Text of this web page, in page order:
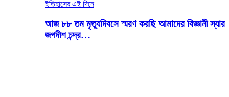
ইতিহাসের এই দিনে
আজ ৮৮ তম মৃত্যুদিবসে স্মরণ করছি আমাদের বিজ্ঞানী স্যার
জগদীশ চন্দ্র…